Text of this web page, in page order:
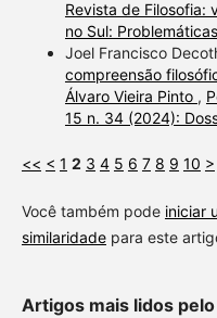
Revista de Filosofia:
no Sul:
Joel Francisco
compreensão
Álvaro Vieira Pinto ,
15 n. 34 (2024):
<< < 1 2 3 4 5 6 7 8 9 10 >
Você também pode iniciar
similaridadepara este
Artigos mais lidos